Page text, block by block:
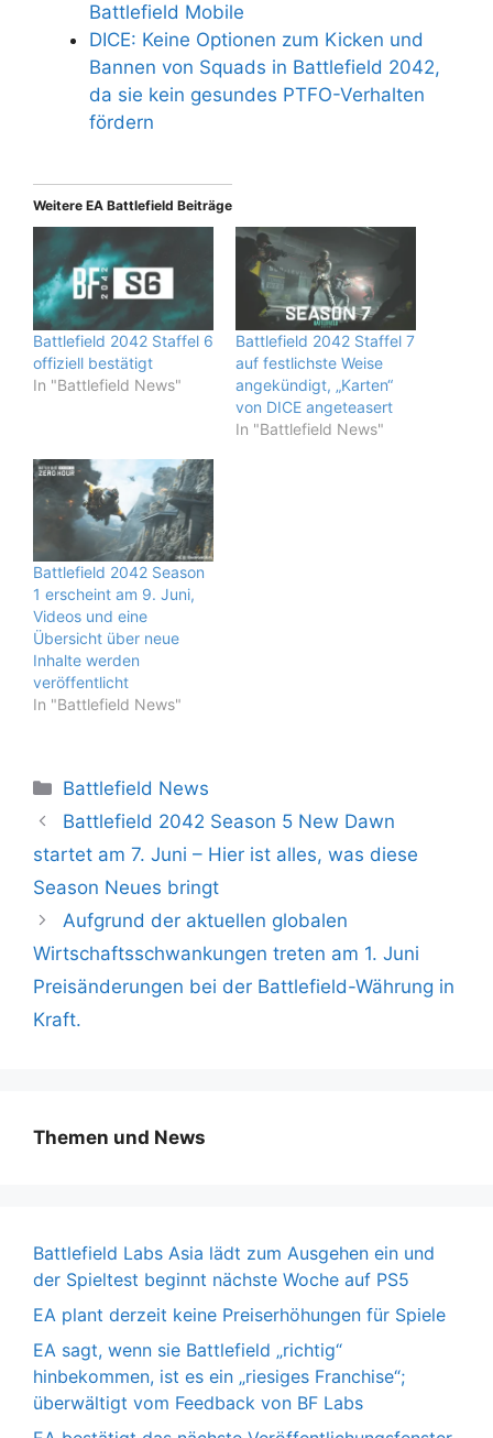
Battlefield Mobile
DICE: Keine Optionen zum Kicken und
Bannen von Squads in Battlefield 2042,
da sie kein gesundes PTFO-Verhalten
fördern
Weitere EA Battlefield Beiträge
Battlefield 2042 Staffel 6
offiziell bestätigt
In "Battlefield News"
Battlefield 2042 Staffel 7
auf festlichste Weise
angekündigt, „Karten“
von DICE angeteasert
In "Battlefield News"
Battlefield 2042 Season
1 erscheint am 9. Juni,
Videos und eine
Übersicht über neue
Inhalte werden
veröffentlicht
In "Battlefield News"
Kategorien
Battlefield News
Battlefield 2042 Season 5 New Dawn
startet am 7. Juni – Hier ist alles, was diese
Season Neues bringt
Aufgrund der aktuellen globalen
Wirtschaftsschwankungen treten am 1. Juni
Preisänderungen bei der Battlefield-Währung in
Kraft.
Themen und News
Battlefield Labs Asia lädt zum Ausgehen ein und
der Spieltest beginnt nächste Woche auf PS5
EA plant derzeit keine Preiserhöhungen für Spiele
EA sagt, wenn sie Battlefield „richtig“
hinbekommen, ist es ein „riesiges Franchise“;
überwältigt vom Feedback von BF Labs